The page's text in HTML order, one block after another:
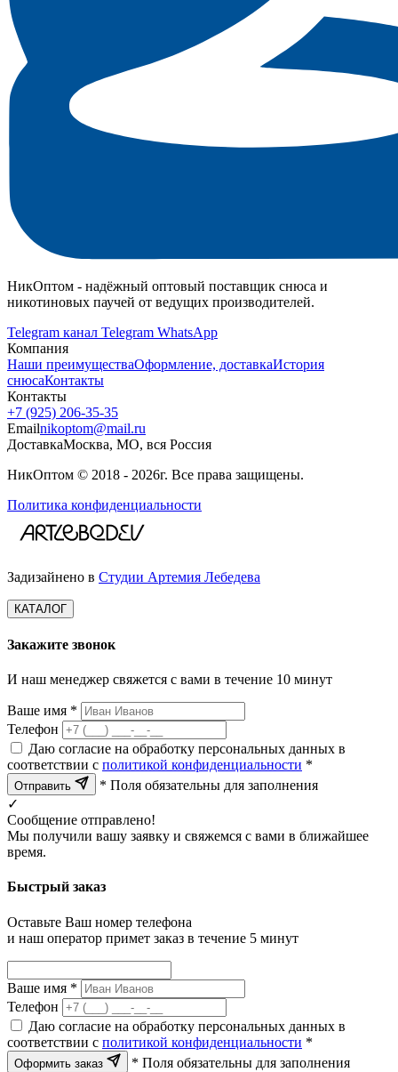
НикОптом - надёжный оптовый поставщик снюса и
никотиновых паучей от ведущих производителей.
Telegram канал Telegram WhatsApp
Компания
Наши преимуществаОформление, доставкаИстория
снюсаКонтакты
Контакты
+7 (925) 206‑35‑35
Emailnikoptom@mail.ru
ДоставкаМосква, МО, вся Россия
НикОптом © 2018 - 2026г. Все права защищены.
Политика конфиденциальности
Задизайнено в Студии Артемия Лебедева
КАТАЛОГ
Закажите звонок
И наш менеджер свяжется с вами в течение 10 минут
Ваше имя *
Телефон
Даю согласие на обработку персональных данных в
соответствии с политикой конфиденциальности *
Отправить
* Поля обязательны для заполнения
✓
Сообщение отправлено!
Мы получили вашу заявку и свяжемся с вами в ближайшее
время.
Быстрый заказ
Оставьте Ваш номер телефона
и наш оператор примет заказ в течение 5 минут
Ваше имя *
Телефон
Даю согласие на обработку персональных данных в
соответствии с политикой конфиденциальности *
Оформить заказ
* Поля обязательны для заполнения